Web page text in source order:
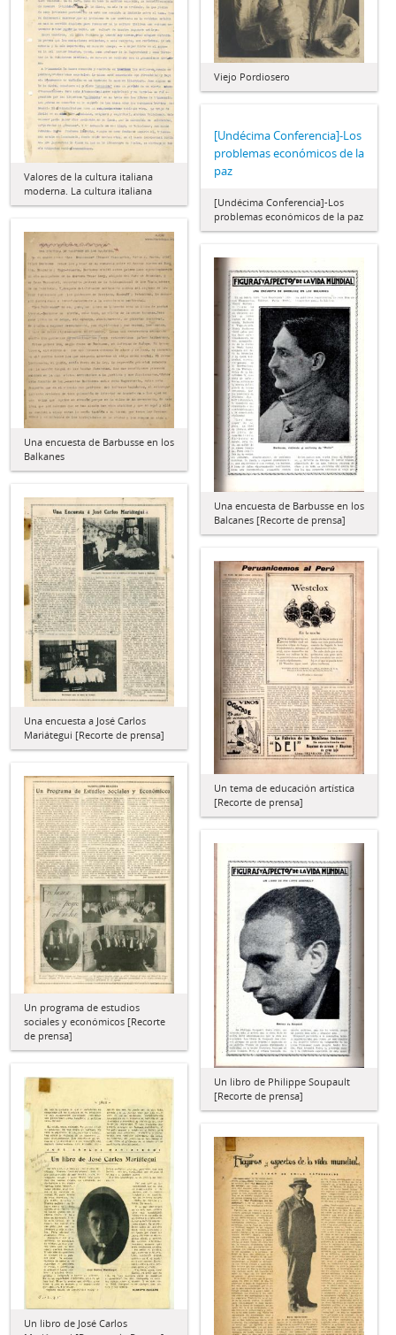
Viejo Pordiosero
Valores de la cultura italiana
moderna. La cultura italiana
[Undécima Conferencia]-Los
problemas económicos de la
paz
[Undécima Conferencia]-Los
problemas económicos de la paz
Una encuesta de Barbusse en los
Balkanes
Una encuesta de Barbusse en los
Balcanes [Recorte de prensa]
Una encuesta a José Carlos
Mariátegui [Recorte de prensa]
Un tema de educación artística
[Recorte de prensa]
Un programa de estudios
sociales y económicos [Recorte
de prensa]
Un libro de Philippe Soupault
[Recorte de prensa]
Un libro de José Carlos